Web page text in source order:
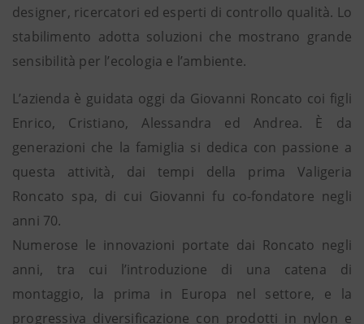
designer, ricercatori ed esperti di controllo qualità. Lo
stabilimento adotta soluzioni che mostrano grande
sensibilità per l’ecologia e l’ambiente.
L’azienda è guidata oggi da Giovanni Roncato coi figli
Enrico, Cristiano, Alessandra ed Andrea. È da
generazioni che la famiglia si dedica con passione a
questa attività, dai tempi della prima Valigeria
Roncato spa, di cui Giovanni fu co-fondatore negli
anni 70.
Numerose le innovazioni portate dai Roncato negli
anni, tra cui l’introduzione di una catena di
montaggio, la prima in Europa nel settore, e la
progressiva diversificazione con prodotti in nylon e